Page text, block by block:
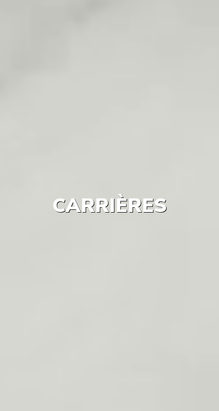
CARRIÈRES